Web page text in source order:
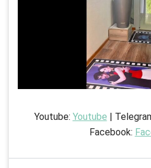
Youtube: Youtube |
Facebook: